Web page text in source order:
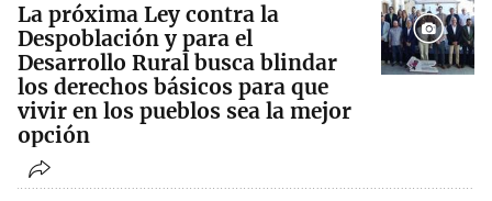
La próxima Ley contra la
Despoblación y para el
Desarrollo Rural busca blindar
los derechos básicos para que
vivir en los pueblos sea la mejor
opción